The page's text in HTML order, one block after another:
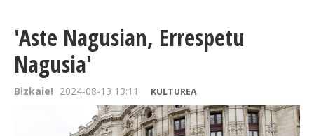
'Aste Nagusian, Errespetu
Nagusia'
Bizkaie! 2024-08-13 13:11 KULTUREA